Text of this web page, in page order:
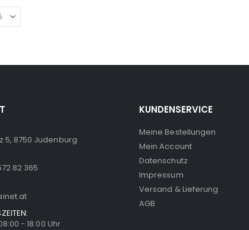
5, 8750 Judenburg
82 365
- 18:00 Uhr
KUNDENSERVICE
Meine Bestellungen
Mein Account
Datenschutz
Impressum
Versand & Lieferung
AGB